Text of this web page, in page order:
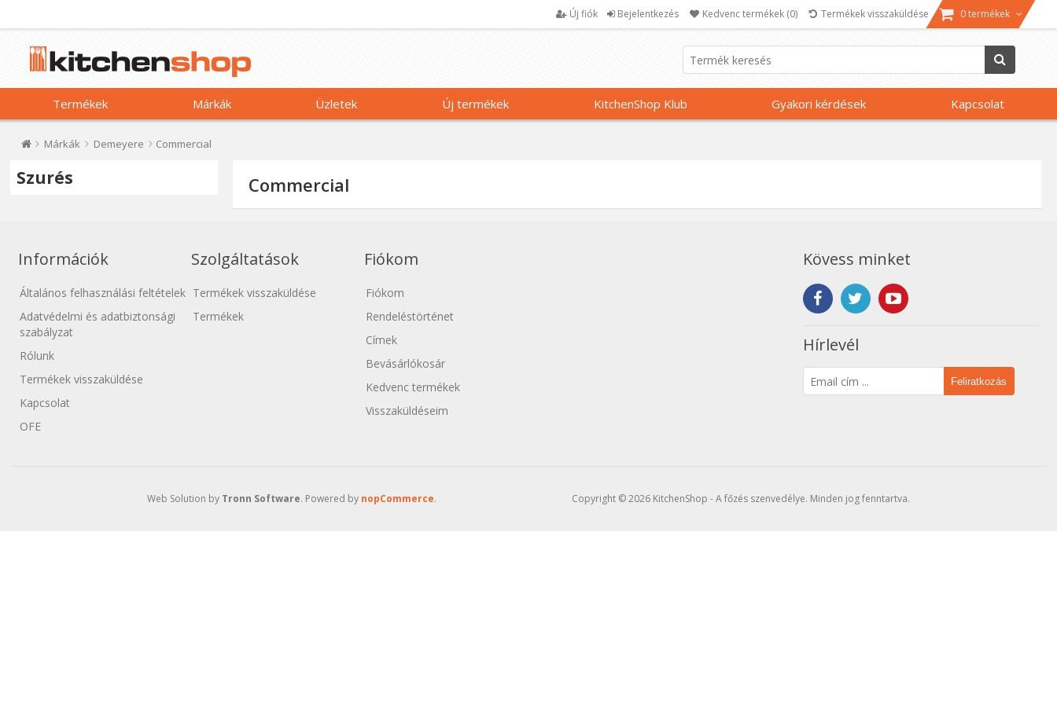
Új fiók Bejelentkezés Kedvenc termékek (0) Termékek visszaküldése 0 termékek
Termékek Márkák Üzletek Új termékek KitchenShop Klub Gyakori kérdések Kapcsolat
Márkák Demeyere Commercial
Szurés Commercial
Információk
Általános felhasználási feltételek
Adatvédelmi és adatbiztonsági
szabályzat
Rólunk
Termékek visszaküldése
Kapcsolat
OFE
Szolgáltatások
Termékek visszaküldése
Termékek
Fiókom
Fiókom
Rendeléstörténet
Címek
Bevásárlókosár
Kedvenc termékek
Visszaküldéseim
Kövess minket
Hírlevél
Feliratkozás
Copyright © 2026 KitchenShop - A főzés szenvedélye. Minden jog fenntartva.
Web Solution by Tronn Software. Powered by nopCommerce.